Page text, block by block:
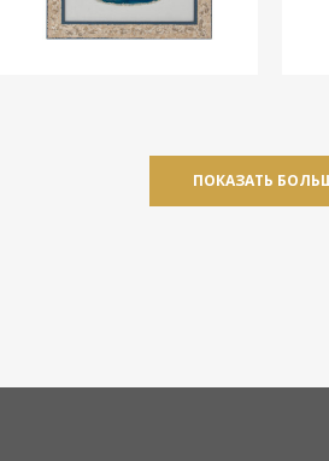
ПОКАЗАТЬ